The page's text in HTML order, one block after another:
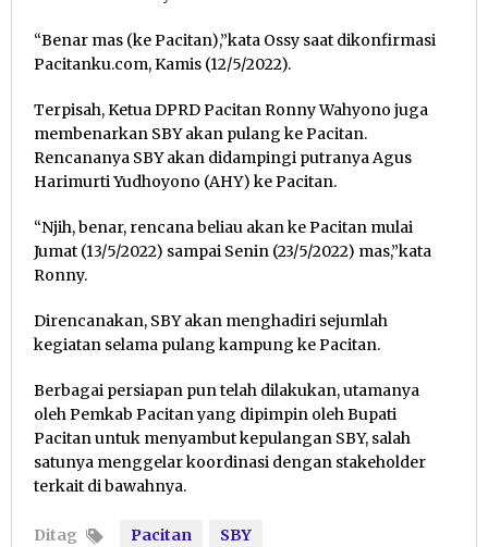
“Benar mas (ke Pacitan),”kata Ossy saat dikonfirmasi
Pacitanku.com, Kamis (12/5/2022).
Terpisah, Ketua DPRD Pacitan Ronny Wahyono juga
membenarkan SBY akan pulang ke Pacitan.
Rencananya SBY akan didampingi putranya Agus
Harimurti Yudhoyono (AHY) ke Pacitan.
“Njih, benar, rencana beliau akan ke Pacitan mulai
Jumat (13/5/2022) sampai Senin (23/5/2022) mas,”kata
Ronny.
Direncanakan, SBY akan menghadiri sejumlah
kegiatan selama pulang kampung ke Pacitan.
Berbagai persiapan pun telah dilakukan, utamanya
oleh Pemkab Pacitan yang dipimpin oleh Bupati
Pacitan untuk menyambut kepulangan SBY, salah
satunya menggelar koordinasi dengan stakeholder
terkait di bawahnya.
Ditag Pacitan
SBY